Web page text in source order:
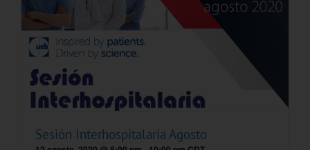
Sesión Interhospitalaria Agosto